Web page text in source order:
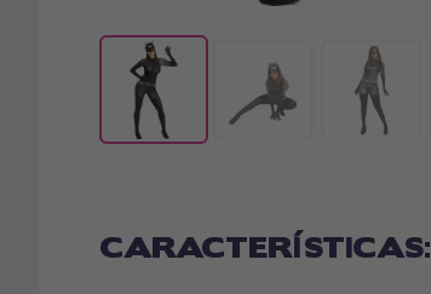
CARACTERÍSTICAS: